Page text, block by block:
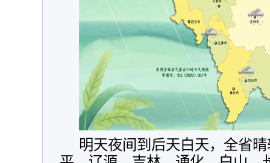
明天夜间到后天白天，全省